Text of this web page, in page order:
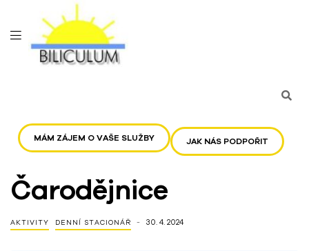
MÁM ZÁJEM O VAŠE SLUŽBY JAK NÁS PODPOŘIT
Čarodějnice
AKTIVITY DENNÍ STACIONÁŘ 30. 4. 2024